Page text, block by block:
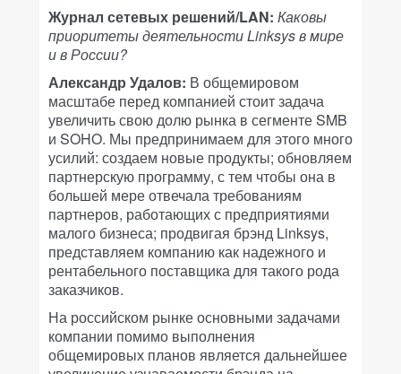
Журнал сетевых решений/LAN: Каковы
приоритеты деятельности Linksys в мире
и в России?
Александр Удалов: В общемировом
масштабе перед компанией стоит задача
увеличить свою долю рынка в сегменте SMB
и SOHO. Мы предпринимаем для этого много
усилий: создаем новые продукты; обновляем
партнерскую программу, с тем чтобы она в
большей мере отвечала требованиям
партнеров, работающих с предприятиями
малого бизнеса; продвигая брэнд Linksys,
представляем компанию как надежного и
рентабельного поставщика для такого рода
заказчиков.
На российском рынке основными задачами
компании помимо выполнения
общемировых планов является дальнейшее